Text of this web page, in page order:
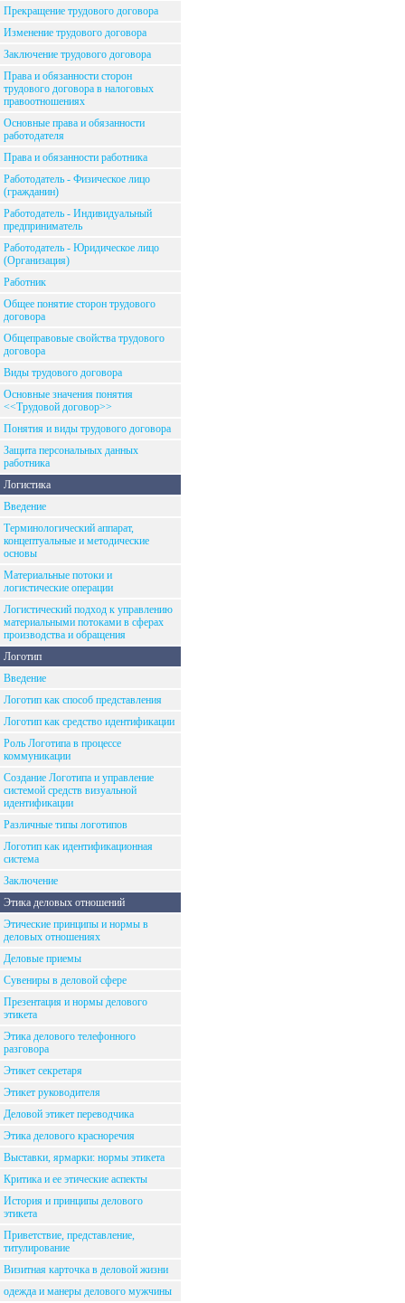
Прекращение трудового договора
Изменение трудового договора
Заключение трудового договора
Права и обязанности сторон
трудового договора в налоговых
правоотношениях
Основные права и обязанности
работодателя
Права и обязанности работника
Работодатель - Физическое лицо
(гражданин)
Работодатель - Индивидуальный
предприниматель
Работодатель - Юридическое лицо
(Организация)
Работник
Общее понятие сторон трудового
договора
Общеправовые свойства трудового
договора
Виды трудового договора
Основные значения понятия
<<Трудовой договор>>
Понятия и виды трудового договора
Защита персональных данных
работника
Логистика
Введение
Терминологический аппарат,
концептуальные и методические
основы
Материальные потоки и
логистические операции
Логистический подход к управлению
материальными потоками в сферах
производства и обращения
Логотип
Введение
Логотип как способ представления
Логотип как средство идентификации
Роль Логотипа в процессе
коммуникации
Создание Логотипа и управление
системой средств визуальной
идентификации
Различные типы логотипов
Логотип как идентификационная
система
Заключение
Этика деловых отношений
Этические принципы и нормы в
деловых отношениях
Деловые приемы
Сувениры в деловой сфере
Презентация и нормы делового
этикета
Этика делового телефонного
разговора
Этикет секретаря
Этикет руководителя
Деловой этикет переводчика
Этика делового красноречия
Выставки, ярмарки: нормы этикета
Критика и ее этические аспекты
История и принципы делового
этикета
Приветствие, представление,
титулирование
Визитная карточка в деловой жизни
одежда и манеры делового мужчины